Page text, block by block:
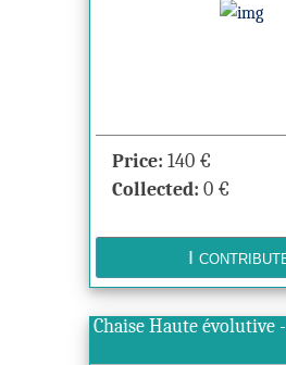
Price: 140 €
Collected: 0 €
Chaise Haute évolutive